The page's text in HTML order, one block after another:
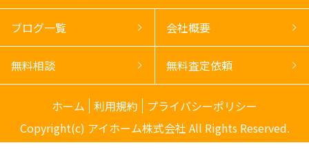
ブログ一覧
無料相談 無料査定依頼
会社概要
ホーム 利用規約
プライバシーポリシー
Copyright(c) アイホーム株式会社 All Rights Reserved.